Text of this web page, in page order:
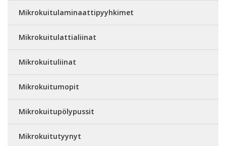
Mikrokuitulaminaattipyyhkimet
Mikrokuitulattialiinat
Mikrokuituliinat
Mikrokuitumopit
Mikrokuitupölypussit
Mikrokuitutyynyt